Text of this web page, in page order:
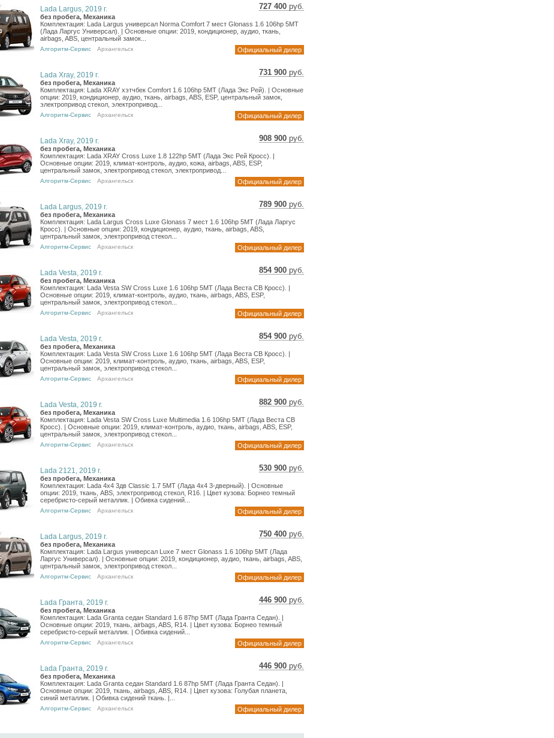
727 400 руб.
10 639 €
Lada Largus, 2019 г.
без пробега, Механика
Комплектация: Lada Largus универсал Norma Comfort 7 мест Glonass 1.6 106hp 5MT
(Лада Ларгус Универсал). | Основные опции: 2019, кондиционер, аудио, ткань,
airbags, ABS, центральный замок...
Алгоритм-Сервис Архангельск Официальный дилер
731 900 руб.
10 705 €
Lada Xray, 2019 г.
без пробега, Механика
Комплектация: Lada XRAY хэтчбек Comfort 1.6 106hp 5MT (Лада Экс Рей). | Основные
опции: 2019, кондиционер, аудио, ткань, airbags, ABS, ESP, центральный замок,
электропривод стекол, электропривод...
Алгоритм-Сервис Архангельск Официальный дилер
908 900 руб.
13 294 €
Lada Xray, 2019 г.
без пробега, Механика
Комплектация: Lada XRAY Cross Luxe 1.8 122hp 5MT (Лада Экс Рей Кросс). |
Основные опции: 2019, климат-контроль, аудио, кожа, airbags, ABS, ESP,
центральный замок, электропривод стекол, электропривод...
Алгоритм-Сервис Архангельск Официальный дилер
789 900 руб.
11 553 €
Lada Largus, 2019 г.
без пробега, Механика
Комплектация: Lada Largus Cross Luxe Glonass 7 мест 1.6 106hp 5MT (Лада Ларгус
Кросс). | Основные опции: 2019, кондиционер, аудио, ткань, airbags, ABS,
центральный замок, электропривод стекол...
Алгоритм-Сервис Архангельск Официальный дилер
854 900 руб.
12 504 €
Lada Vesta, 2019 г.
без пробега, Механика
Комплектация: Lada Vesta SW Cross Luxe 1.6 106hp 5MT (Лада Веста СВ Кросс). |
Основные опции: 2019, климат-контроль, аудио, ткань, airbags, ABS, ESP,
центральный замок, электропривод стекол...
Алгоритм-Сервис Архангельск Официальный дилер
854 900 руб.
12 504 €
Lada Vesta, 2019 г.
без пробега, Механика
Комплектация: Lada Vesta SW Cross Luxe 1.6 106hp 5MT (Лада Веста СВ Кросс). |
Основные опции: 2019, климат-контроль, аудио, ткань, airbags, ABS, ESP,
центральный замок, электропривод стекол...
Алгоритм-Сервис Архангельск Официальный дилер
882 900 руб.
12 913 €
Lada Vesta, 2019 г.
без пробега, Механика
Комплектация: Lada Vesta SW Cross Luxe Multimedia 1.6 106hp 5MT (Лада Веста СВ
Кросс). | Основные опции: 2019, климат-контроль, аудио, ткань, airbags, ABS, ESP,
центральный замок, электропривод стекол...
Алгоритм-Сервис Архангельск Официальный дилер
530 900 руб.
7 765 €
Lada 2121, 2019 г.
без пробега, Механика
Комплектация: Lada 4x4 3дв Classic 1.7 5MT (Лада 4х4 3-дверный). | Основные
опции: 2019, ткань, ABS, электропривод стекол, R16. | Цвет кузова: Борнео темный
серебристо-серый металлик. | Обивка сидений...
Алгоритм-Сервис Архангельск Официальный дилер
750 400 руб.
10 975 €
Lada Largus, 2019 г.
без пробега, Механика
Комплектация: Lada Largus универсал Luxe 7 мест Glonass 1.6 106hp 5MT (Лада
Ларгус Универсал). | Основные опции: 2019, кондиционер, аудио, ткань, airbags, ABS,
центральный замок, электропривод стекол...
Алгоритм-Сервис Архангельск Официальный дилер
446 900 руб.
6 536 €
Lada Гранта, 2019 г.
без пробега, Механика
Комплектация: Lada Granta седан Standard 1.6 87hp 5MT (Лада Гранта Седан). |
Основные опции: 2019, ткань, airbags, ABS, R14. | Цвет кузова: Борнео темный
серебристо-серый металлик. | Обивка сидений...
Алгоритм-Сервис Архангельск Официальный дилер
446 900 руб.
6 536 €
Lada Гранта, 2019 г.
без пробега, Механика
Комплектация: Lada Granta седан Standard 1.6 87hp 5MT (Лада Гранта Седан). |
Основные опции: 2019, ткань, airbags, ABS, R14. | Цвет кузова: Голубая планета,
синий металлик. | Обивка сидений ткань. |...
Алгоритм-Сервис Архангельск Официальный дилер